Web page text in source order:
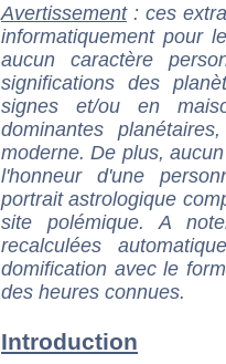
Avertissement: ces
informatiquement pour
aucun caractère
significations des
signes et/ou en
dominantes
moderne. De plus,
l'honneur d'une
portrait astrologique
site polémique. A
recalculées
domification avec le
des heures connues.
Introduction